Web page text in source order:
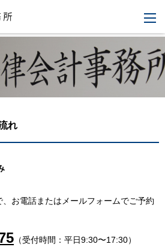
れ
お電話またはメールフォームでご予約
（受付時間：平日9:30〜17:30）